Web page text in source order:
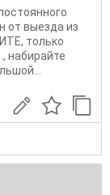
от выезда из
только
набирайте